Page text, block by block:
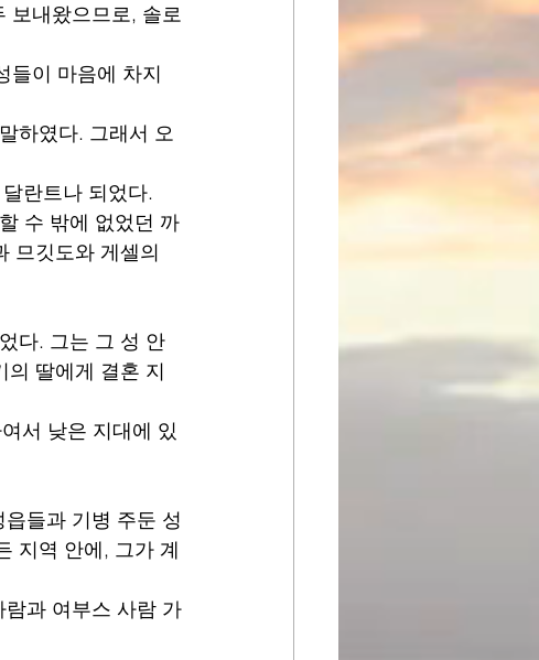
보내왔으므로, 솔로
들이 마음에 차지
하였다. 그래서 오
란트나 되었다.
수 밖에 없었던 까
므깃도와 게셀의
다. 그는 그 성 안
의 딸에게 결혼 지
서 낮은 지대에 있
들과 기병 주둔 성
지역 안에, 그가 계
과 여부스 사람 가